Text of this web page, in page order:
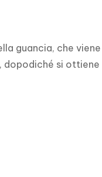
guancia, che
si